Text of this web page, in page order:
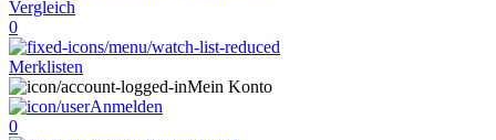
Vergleich
0
Merklisten
Mein Konto
Anmelden
0